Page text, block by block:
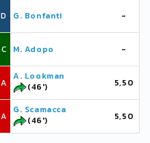
D G. Bonfanti -
C M. Adopo -
A
A. Lookman
(46')
5,50
A
G. Scamacca
(46')
5,50